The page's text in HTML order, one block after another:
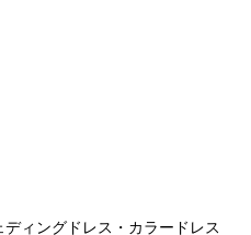
ィングドレス・カラードレス